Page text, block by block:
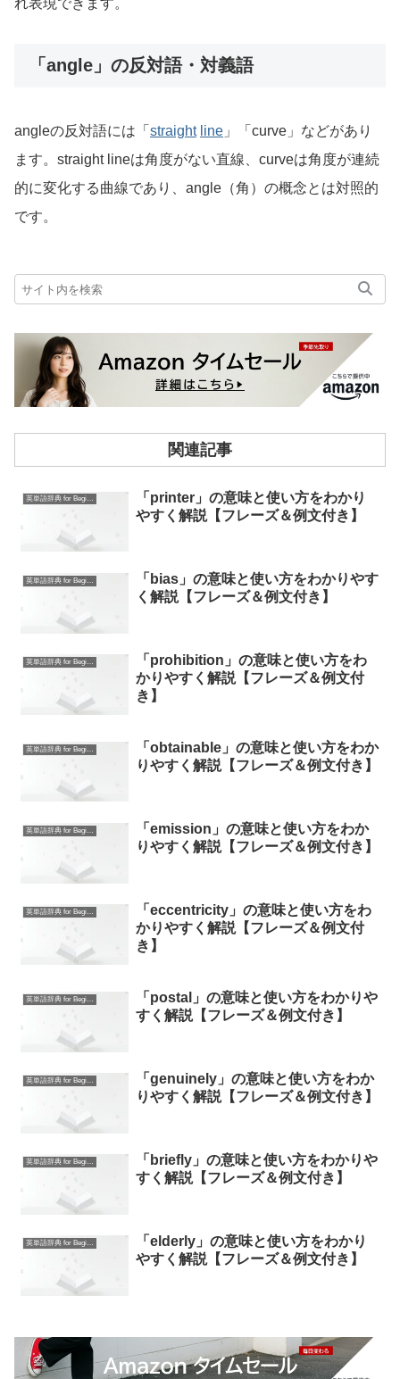
れ表現できます。
「angle」の反対語・対義語
angleの反対語には「 straight line 」「curve」などがあり
ます。straight lineは角度がない直線、curveは角度が連続
的に変化する曲線であり、angle（角）の概念とは対照的
です。
関連記事
英単語辞典 for Beginners
「printer」の意味と使い方をわかり
やすく解説【フレーズ＆例文付き】
英単語辞典 for Beginners
「bias」の意味と使い方をわかりやす
く解説【フレーズ＆例文付き】
英単語辞典 for Beginners
「prohibition」の意味と使い方をわ
かりやすく解説【フレーズ＆例文付
き】
英単語辞典 for Beginners
「obtainable」の意味と使い方をわか
りやすく解説【フレーズ＆例文付き】
英単語辞典 for Beginners
「emission」の意味と使い方をわか
りやすく解説【フレーズ＆例文付き】
英単語辞典 for Beginners
「eccentricity」の意味と使い方をわ
かりやすく解説【フレーズ＆例文付
き】
英単語辞典 for Beginners
「postal」の意味と使い方をわかりや
すく解説【フレーズ＆例文付き】
英単語辞典 for Beginners
「genuinely」の意味と使い方をわか
りやすく解説【フレーズ＆例文付き】
英単語辞典 for Beginners
「briefly」の意味と使い方をわかりや
すく解説【フレーズ＆例文付き】
英単語辞典 for Beginners
「elderly」の意味と使い方をわかり
やすく解説【フレーズ＆例文付き】